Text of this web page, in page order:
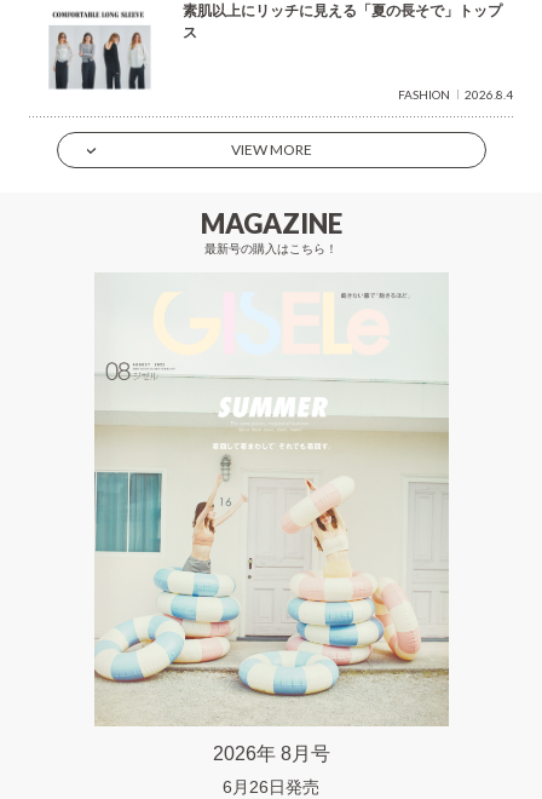
素肌以上にリッチに見える「夏の長そで」トップ
ス
FASHION 2026.8.4
VIEW MORE
MAGAZINE
最新号の購入はこちら！
2026年 8月号
6月26日発売